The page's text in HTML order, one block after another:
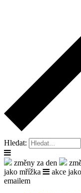
Hledat:
změny za den
jako mřížka
akce
emailem